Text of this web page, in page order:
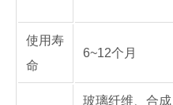
使用寿
命
6~12个月
玻璃纤维、合成